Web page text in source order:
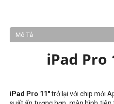
Mô Tả
iPad Pro
iPad Pro 11"trở lại với chip mới